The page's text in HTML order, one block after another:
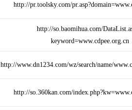
http://pr.toolsky.com/
http://so.baomihua.com/
keyword=www.cdpee.org.cn
http://www.dn1234.com/wz/search/name/
http://so.360kan.com/